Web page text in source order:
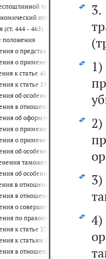
торговли (ст. 425 -
оператор (ст. 430 - 443)
444 - 465)
положения
о представлении
о применении правил
к статье 48 настоящего
к статье 59 настоящего
об особенностях
в отношении отдельных
об оформлении сертификата
о применении таможенных
о применении таможенной
об особенностях
таможенной процедуры
об особенностях
в отношении товаров для
в отношении транспортных
о совершении таможенных
по правоотношениям,
к статье 370 настоящего
к статьям 371 и 373
в отношении применения